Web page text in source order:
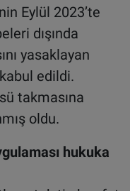
Eylül 2023’te
dışında
yasaklayan
edildi.
takmasına
oldu.
hukuka